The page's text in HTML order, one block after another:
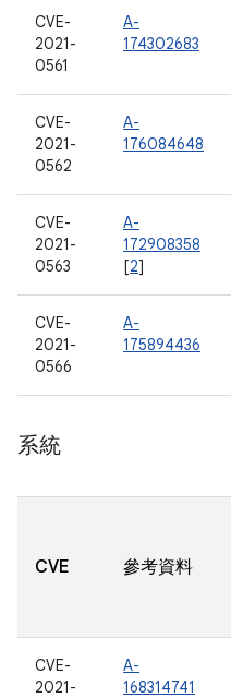
CVE-
2021-
0561
A-
174302683
CVE-
2021-
0562
A-
176084648
CVE-
2021-
0563
A-
172908358
[2]
CVE-
2021-
0566
A-
175894436
系統
CVE 參考資料
CVE-
2021-
A-
168314741